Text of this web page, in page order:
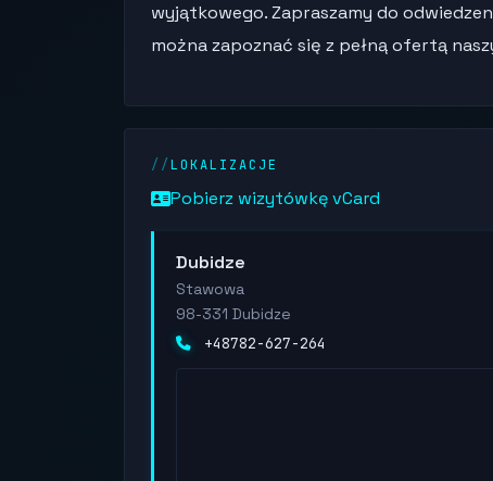
wyjątkowego. Zapraszamy do
można zapoznać się z pełną ofertą
LOKALIZACJE
Pobierz wizytówkę vCard
Dubidze
Stawowa
98-331 Dubidze
+48782-627-264